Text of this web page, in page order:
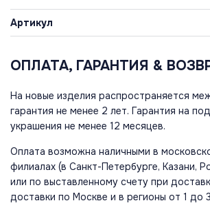
Артикул
ОПЛАТА, ГАРАНТИЯ &
На новые изделия распространяется
гарантия не менее 2 лет. Гарантия на
украшения не менее 12 месяцев.
Оплата возможна наличными в
филиалах (в Санкт-Петербурге, Казани,
или по выставленному счету при
доставки по Москве и в регионы от 1 до